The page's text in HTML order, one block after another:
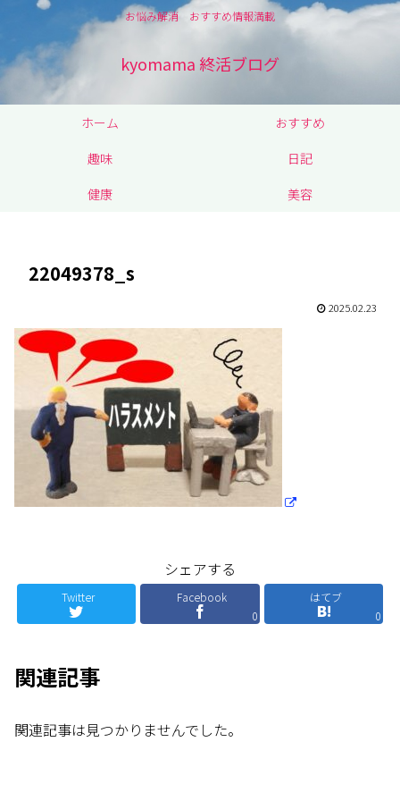
お悩み解消 おすすめ情報満載
kyomama 終活ブログ
ホーム
おすすめ
趣味
日記
健康
美容
22049378_s
2025.02.23
シェアする
Twitter
Facebook
0
はてブ
0
関連記事
関連記事は見つかりませんでした。